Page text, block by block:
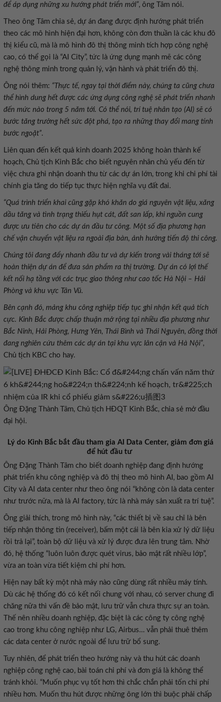
để áp dụng những xu hướng phát triển mới”, ông Tâm nói.
Theo ông Tâm chia sẻ, dự án đang được định hướng phát triển
theo các mô hình hiện đại hơn, không còn đơn thuần là các khu đô
thị kiểu cũ, mà là mô hình đô thị thông minh tích hợp công nghệ
cao, có thể gọi là “AI City”, tức là ứng dụng mạnh mẽ các công
nghệ thông minh trong quản lý, vận hành và phát triển đô thị.
Ông nói thêm: “Thực tế, ngay tại thời điểm này, chúng ta cũng chưa
thể hình dung hết được các ứng dụng công nghệ sẽ phát triển nhanh
đến mức nào trong 5 năm tới. Có thể nói, trí tuệ nhân tạo (AI) sẽ có
bước tăng trưởng hết sức đột phá, tạo ra những thay đổi mang tính
bước ngoặt”.
Liên quan đến kết quả kinh doanh 2025 không hoàn thành kế
hoạch, Chủ tịch Kinh Bắc cho biết nguyên nhân chủ yếu đến từ
việc chưa ghi nhận doanh thu từ các dự án lớn, trong khi chi phí tài
chính gia tăng do tiếp tục thực hiện nghĩa vụ đất đai.
“Quá trình triển khai cũng gặp khó khăn do giá nguyên vật liệu, xăng
dầu tăng và tình trạng thiếu hụt cát, đất san lấp, khi nguồn cung
được ưu tiên cho các dự án đầu tư công. Một số địa phương hạn
chế vận chuyển vật liệu ra ngoài địa bàn, ảnh hưởng tiến độ thi công.
Chúng tôi đang đẩy nhanh đầu tư và dự kiến trong vài tháng tới sẽ
hoàn thiện dự án để đưa sản phẩm ra thị trường. Dự án có lợi thế
kết nối hạ tầng với các trục giao thông như cao tốc Hà Nội – Hải
Phòng và khu vực Tân Vũ.
Bên cạnh đó, mảng khu công nghiệp tiếp tục ghi nhận kết quả tích
cực. Kinh Bắc được chấp thuận mở rộng tại nhiều địa phương như
Bắc Ninh, Hải Phòng, Hưng Yên, Thái Bình và Thái Nguyên, đồng thời
đang nghiên cứu thêm các dự án tại khu vực lân cận và Hà Nội”,
Chủ tịch KBC cho hay.
Ông Đặng Thành Tâm, Chủ tịch HĐQT Kinh Bắc, chia sẻ mở đầu
đại hội.
Lý do Kinh Bắc bắt đầu tham gia AI Data Center, giảm đơn giá
để hút đầu tư
Ông Đặng Thành Tâm cho biết doanh nghiệp đang định hướng
phát triển khu công nghiệp và đô thị theo mô hình AI, bao gồm AI
City và AI data center như theo ông nói “không còn là data center
như trước nữa, mà là AI factory, tức là nhà máy sản xuất ra trí tuệ”.
Ông giải thích, trong mô hình này, “các thiết bị về sau chỉ là bên
tiếp nhận thông tin (receiver), bấm một cái là bên kia xử lý dữ liệu
rồi trả lại”, toàn bộ dữ liệu và xử lý được đưa lên trung tâm. Nhờ
đó, hệ thống “luôn luôn được quét virus, bảo mật rất nhiều lớp”,
vừa an toàn vừa tiết kiệm chi phí hơn.
Hiện nay bất kỳ một nhà máy nào cũng dùng rất nhiều máy tính.
Dù các hệ thống đó có kết nối chung với nhau, có server chung đi
chăng nữa thì vấn đề bảo mật, lưu trữ vẫn chưa thực sự an toàn.
Thế nên nhiều doanh nghiệp, đặc biệt là các công ty công nghệ
cao trong khu công nghiệp như LG, Airbus… vẫn phải thuê thêm
các data center ở nước ngoài để lưu trữ bổ sung.
Tuy nhiên, để phát triển theo hướng này và thu hút các doanh
nghiệp công nghệ cao, bài toán chi phí và đơn giá là không thể
tránh khỏi. “Muốn phục vụ tốt hơn thì chắc chắn phải tốn chi phí
nhiều hơn. Muốn thu hút được những ông lớn thì buộc phải chấp